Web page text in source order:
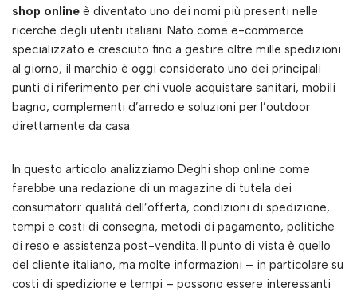
shop online è diventato uno dei nomi più presenti nelle
ricerche degli utenti italiani. Nato come e-commerce
specializzato e cresciuto fino a gestire oltre mille spedizioni
al giorno, il marchio è oggi considerato uno dei principali
punti di riferimento per chi vuole acquistare sanitari, mobili
bagno, complementi d’arredo e soluzioni per l’outdoor
direttamente da casa.
In questo articolo analizziamo Deghi shop online come
farebbe una redazione di un magazine di tutela dei
consumatori: qualità dell’offerta, condizioni di spedizione,
tempi e costi di consegna, metodi di pagamento, politiche
di reso e assistenza post-vendita. Il punto di vista è quello
del cliente italiano, ma molte informazioni – in particolare su
costi di spedizione e tempi – possono essere interessanti